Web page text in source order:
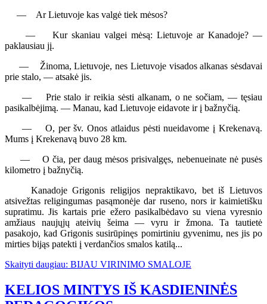
— Ar Lietuvoje kas valgė tiek mėsos?
— Kur skaniau valgei mėsą: Lietuvoje ar Kanadoje? —
paklausiau jį.
— Žinoma, Lietuvoje, nes Lietuvoje visados alkanas sėsdavai
prie stalo, — atsakė jis.
— Prie stalo ir reikia sėsti alkanam, o ne sočiam, — tęsiau
pasikalbėjimą. — Manau, kad Lietuvoje eidavote ir į bažnyčią.
— O, per šv. Onos atlaidus pėsti nueidavome į Krekenavą.
Mums į Krekenavą buvo 28 km.
— O čia, per daug mėsos prisivalgęs, nebenueinate nė pusės
kilometro į bažnyčią.
Kanadoje Grigonis religijos nepraktikavo, bet iš Lietuvos
atsivežtas religingumas pasąmonėje dar ruseno, nors ir kaimietišku
supratimu. Jis kartais prie ežero pasikalbėdavo su viena vyresnio
amžiaus naujųjų ateivių šeima — vyru ir žmona. Ta tautietė
pasakojo, kad Grigonis susirūpinęs pomirtiniu gyvenimu, nes jis po
mirties bijąs patekti į verdančios smalos katilą...
Skaityti daugiau: BIJAU VIRINIMO SMALOJE
KELIOS MINTYS IŠ KASDIENINĖS